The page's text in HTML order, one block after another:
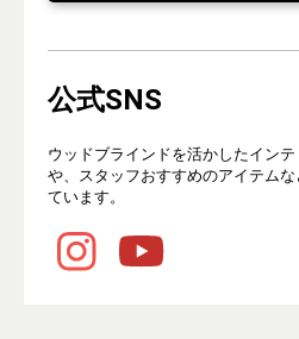
公式SNS
ウッドブラインドを活かしたイン
や、スタッフおすすめのアイテム
ています。